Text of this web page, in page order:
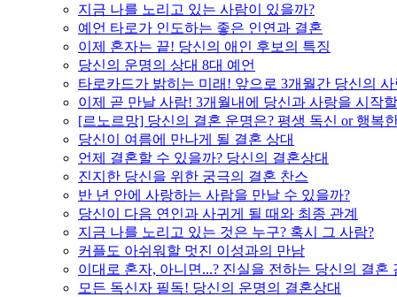
지금 나를 노리고 있는 사람이 있을까?
예언 타로가 인도하는 좋은 인연과 결혼
이제 혼자는 끝! 당신의 애인 후보의 특징
당신의 운명의 상대 8대 예언
타로카드가 밝히는 미래! 앞으로 3개월간 당신의
이제 곧 만날 사람! 3개월내에 당신과 사랑을 시작
[르노르망] 당신의 결혼 운명은? 평생 독신 or 행복
당신이 여름에 만나게 될 결혼 상대
언제 결혼할 수 있을까? 당신의 결혼상대
진지한 당신을 위한 궁극의 결혼 찬스
반 년 안에 사랑하는 사람을 만날 수 있을까?
당신이 다음 연인과 사귀게 될 때와 최종 관계
지금 나를 노리고 있는 것은 누구? 혹시 그 사람?
커플도 아쉬워할 멋진 이성과의 만남
이대로 혼자, 아니면...? 진실을 전하는 당신의 결혼
모든 독신자 필독! 당신의 운명의 결혼상대